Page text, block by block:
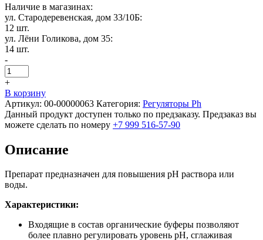
Наличие в магазинах:
ул. Стародеревенская, дом 33/10Б:
12 шт.
ул. Лёни Голикова, дом 35:
14 шт.
-
+
В корзину
Артикул: 00-00000063 Категория: Регуляторы Ph
Данный продукт доступен только по предзаказу. Предзаказ вы
можете сделать по номеру +7 999 516-57-90
Описание
Препарат предназначен для повышения рН раствора или
воды.
Характеристики:
Входящие в состав органические буферы позволяют
более плавно регулировать уровень рН, сглаживая